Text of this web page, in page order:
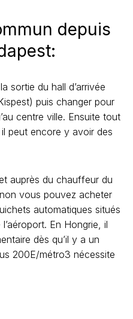
depuis
sortie du hall d’arrivée
puis changer pour
centre ville. Ensuite tout
peut encore y avoir des
auprès du chauffeur du
vous pouvez acheter
automatiques situés
En Hongrie, il
dès qu’il y a un
200E/métro3 nécessite